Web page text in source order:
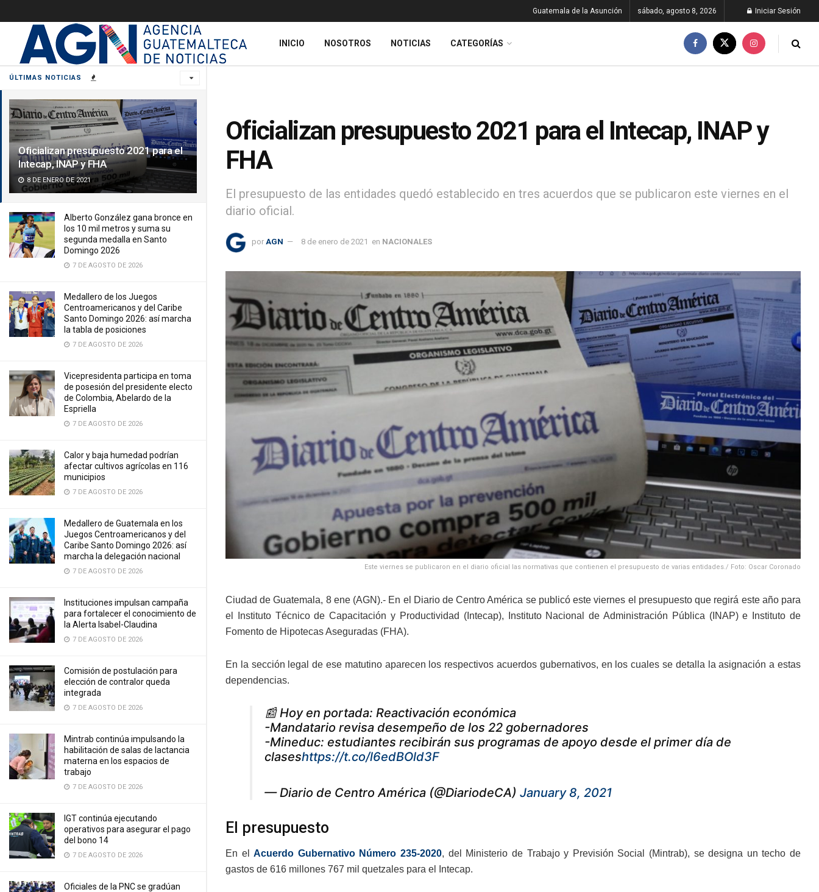
ÚLTIMAS NOTICIAS
Oficializan presupuesto 2021 para el
Intecap, INAP y FHA
8 DE ENERO DE 2021
Alberto González gana bronce en
los 10 mil metros y suma su
segunda medalla en Santo
Domingo 2026
7 DE AGOSTO DE 2026
Medallero de los Juegos
Centroamericanos y del Caribe
Santo Domingo 2026: así marcha
la tabla de posiciones
7 DE AGOSTO DE 2026
Vicepresidenta participa en toma
de posesión del presidente electo
de Colombia, Abelardo de la
Espriella
7 DE AGOSTO DE 2026
Calor y baja humedad podrían
afectar cultivos agrícolas en 116
municipios
7 DE AGOSTO DE 2026
Medallero de Guatemala en los
Juegos Centroamericanos y del
Caribe Santo Domingo 2026: así
marcha la delegación nacional
7 DE AGOSTO DE 2026
Instituciones impulsan campaña
para fortalecer el conocimiento de
la Alerta Isabel-Claudina
7 DE AGOSTO DE 2026
Comisión de postulación para
elección de contralor queda
integrada
7 DE AGOSTO DE 2026
Mintrab continúa impulsando la
habilitación de salas de lactancia
materna en los espacios de
trabajo
7 DE AGOSTO DE 2026
IGT continúa ejecutando
operativos para asegurar el pago
del bono 14
7 DE AGOSTO DE 2026
Oficiales de la PNC se gradúan
Guatemala de la Asunción sábado, agosto 8, 2026 Iniciar Sesión
INICIO NOSOTROS NOTICIAS CATEGORÍAS
Oficializan presupuesto 2021 para el Intecap, INAP y
FHA
El presupuesto de las entidades quedó establecido en tres acuerdos que se publicaron este viernes en el
diario oficial.
por AGN 8 de enero de 2021 en NACIONALES
Este viernes se publicaron en el diario oficial las normativas que contienen el presupuesto de varias entidades./ Foto: Oscar Coronado
Ciudad de Guatemala, 8 ene (AGN).- En el Diario de Centro América se publicó este viernes el presupuesto que regirá este año para
el Instituto Técnico de Capacitación y Productividad (Intecap), Instituto Nacional de Administración Pública (INAP) e Instituto de
Fomento de Hipotecas Aseguradas (FHA).
En la sección legal de ese matutino aparecen los respectivos acuerdos gubernativos, en los cuales se detalla la asignación a estas
dependencias.
📰 Hoy en portada: Reactivación económica
-Mandatario revisa desempeño de los 22 gobernadores
-Mineduc: estudiantes recibirán sus programas de apoyo desde el primer día de
claseshttps://t.co/l6edBOld3F
— Diario de Centro América (@DiariodeCA) January 8, 2021
El presupuesto
En elAcuerdo Gubernativo Número 235-2020, del Ministerio de Trabajo y Previsión Social (Mintrab), se designa un techo de
gastos de 616 millones 767 mil quetzales para el Intecap.